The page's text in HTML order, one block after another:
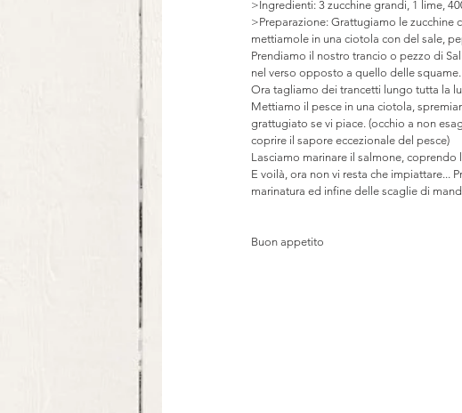
>Ingredienti: 3 zucchine grandi, 1 lime,
>Preparazione: Grattugiamo le zucchine
mettiamole in una ciotola con del sale,
Prendiamo il nostro trancio o pezzo di
nel verso opposto a quello delle squame.
Ora tagliamo dei trancetti lungo tutta la
Mettiamo il pesce in una ciotola,
grattugiato se vi piace. (occhio a non
coprire il sapore eccezionale del pesce)
Lasciamo marinare il salmone,
E voilà, ora non vi resta che impiattare...
marinatura ed infine delle scaglie di
Buon appetito